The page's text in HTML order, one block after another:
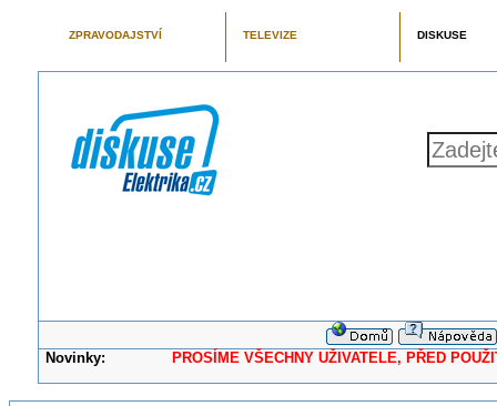
ZPRAVODAJSTVÍ TELEVIZE DISKUSE
Novinky: PROSÍME VŠECHNY UŽIVATELE, PŘED